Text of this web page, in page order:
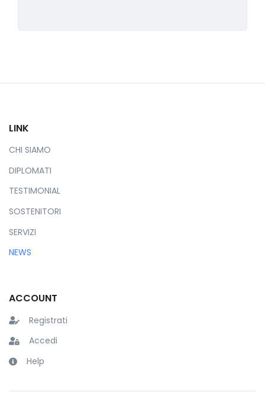
LINK
CHI SIAMO
DIPLOMATI
TESTIMONIAL
SOSTENITORI
SERVIZI
NEWS
ACCOUNT
Registrati
Accedi
Help